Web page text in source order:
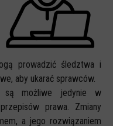
prowadzić śledztwa i
aby ukarać sprawców.
są możliwe jedynie w
prawa. Zmiany
a jego rozwiązaniem